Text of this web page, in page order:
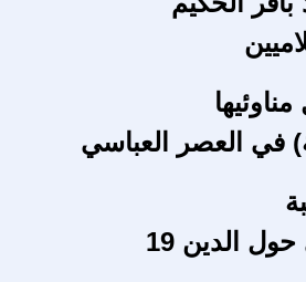
في العصر العباسي
الدين 19